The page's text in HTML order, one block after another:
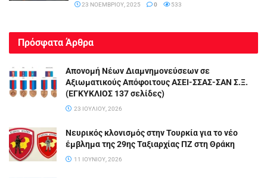
23 ΝΟΕΜΒΡΊΟΥ, 2025 0 533
Πρόσφατα Άρθρα
Απονομή Νέων Διαμνημονεύσεων σε
Αξιωματικούς Απόφοιτους ΑΣΕΙ-ΣΣΑΣ-ΣΑΝ Σ.Ξ.
(ΕΓΚΥΚΛΙΟΣ 137 σελίδες)
23 ΙΟΥΛΊΟΥ, 2026
Νευρικός κλονισμός στην Τουρκία για το νέο
έμβλημα της 29ης Ταξιαρχίας ΠΖ στη Θράκη
11 ΙΟΥΝΊΟΥ, 2026